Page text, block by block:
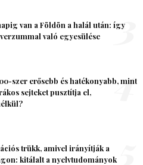
van a Földön a halál után: így
való egyesülése
3
szer erősebb és hatékonyabb, mint
sejteket pusztítja el,
4
trükk, amivel irányítják a
kitálalt a nyelvtudományok